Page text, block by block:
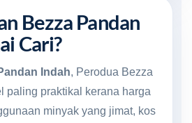
Bezza Pandan
Cari?
Indah, Perodua Bezza
paling praktikal kerana harga
minyak yang jimat, kos